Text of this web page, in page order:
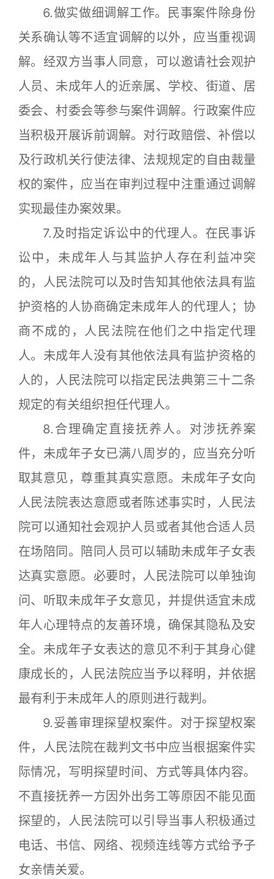
6.做实做细调解工作。民事案件除身份
关系确认等不适宜调解的以外，应当重视调
解。经双方当事人同意，可以邀请社会观护
人员、未成年人的近亲属、学校、街道、居
委会、村委会等参与案件调解。行政案件应
当积极开展诉前调解。对行政赔偿、补偿以
及行政机关行使法律、法规规定的自由裁量
权的案件，应当在审判过程中注重通过调解
实现最佳办案效果。
7.及时指定诉讼中的代理人。在民事诉
讼中，未成年人与其监护人存在利益冲突
的，人民法院可以及时告知其他依法具有监
护资格的人协商确定未成年人的代理人；协
商不成的，人民法院在他们之中指定代理
人。未成年人没有其他依法具有监护资格的
人的，人民法院可以指定民法典第三十二条
规定的有关组织担任代理人。
8.合理确定直接抚养人。对涉抚养案
件，未成年子女已满八周岁的，应当充分听
取其意见，尊重其真实意愿。未成年子女向
人民法院表达意愿或者陈述事实时，人民法
院可以通知社会观护人员或者其他合适人员
在场陪同。陪同人员可以辅助未成年子女表
达真实意愿。必要时，人民法院可以单独询
问、听取未成年子女意见，并提供适宜未成
年人心理特点的友善环境，确保其隐私及安
全。未成年子女表达的意见不利于其身心健
康成长的，人民法院应当予以释明，并依据
最有利于未成年人的原则进行裁判。
9.妥善审理探望权案件。对于探望权案
件，人民法院在裁判文书中应当根据案件实
际情况，写明探望时间、方式等具体内容。
不直接抚养一方因外出务工等原因不能见面
探望的，人民法院可以引导当事人积极通过
电话、书信、网络、视频连线等方式给予子
女亲情关爱。